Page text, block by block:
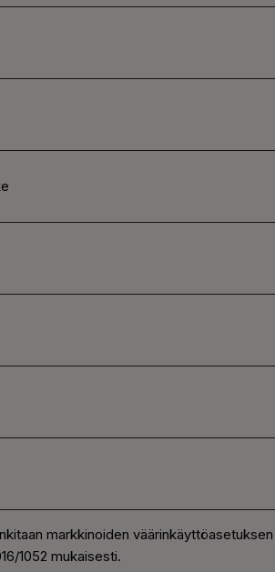
markkinoiden
1052 mukaisesti.